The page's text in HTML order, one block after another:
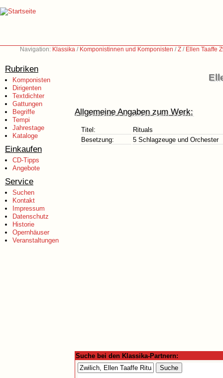
Navigation: Klassika / Komponistinnen und Komponisten /Z / Ellen Taaffe
Rubriken
Komponisten
Dirigenten
Textdichter
Gattungen
Begriffe
Tempi
Jahrestage
Kataloge
Einkaufen
CD-Tipps
Angebote
Service
Suchen
Kontakt
Impressum
Datenschutz
Historie
Opernhäuser
Veranstaltungen
Allgemeine Angaben zum Werk:
Titel:
Rituals
Besetzung:
5 Schlagzeuge und Orchester
Suche bei den Klassika-Partnern: